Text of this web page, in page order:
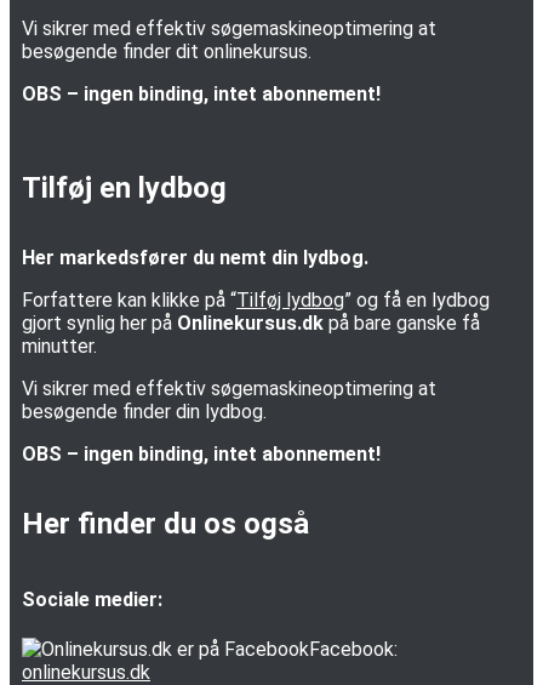
Vi sikrer med effektiv søgemaskineoptimering at
besøgende finder dit onlinekursus.
OBS – ingen binding, intet abonnement!
Tilføj en lydbog
Her markedsfører du nemt din lydbog.
Forfattere kan klikke på “Tilføj lydbog” og få en lydbog
gjort synlig her på Onlinekursus.dk på bare ganske få
minutter.
Vi sikrer med effektiv søgemaskineoptimering at
besøgende finder din lydbog.
OBS – ingen binding, intet abonnement!
Her finder du os også
Sociale medier:
Facebook:
onlinekursus.dk